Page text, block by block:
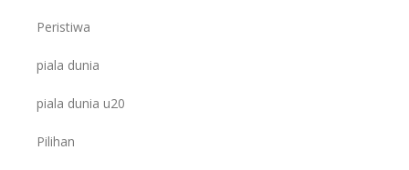
Peristiwa
piala dunia
piala dunia u20
Pilihan